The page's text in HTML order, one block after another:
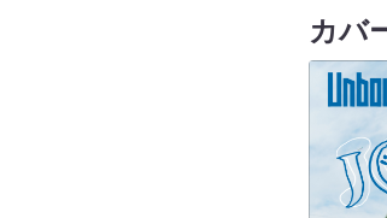
カバ